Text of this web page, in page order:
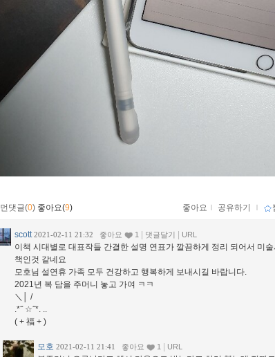
먼댓글(0) 좋아요(9) 좋아요 ｌ 공유하기 ｌ
scott 2021-02-11 21:32 좋아요 1 댓글달기 URL
이책 시대별로 대표작들 간결한 설명 연표가 깔끔하게 정리 되어서 미
책인것 같네요
모호님 설연휴 가족 모두 건강하고 행복하게 보내시길 바랍니다.
2021년 복 담을 주머니 놓고 가여 ㅋㅋ
＼│ /
.*˝ ☆˝*. ..
( + 福 + )
모호 2021-02-11 21:41 좋아요 1 URL